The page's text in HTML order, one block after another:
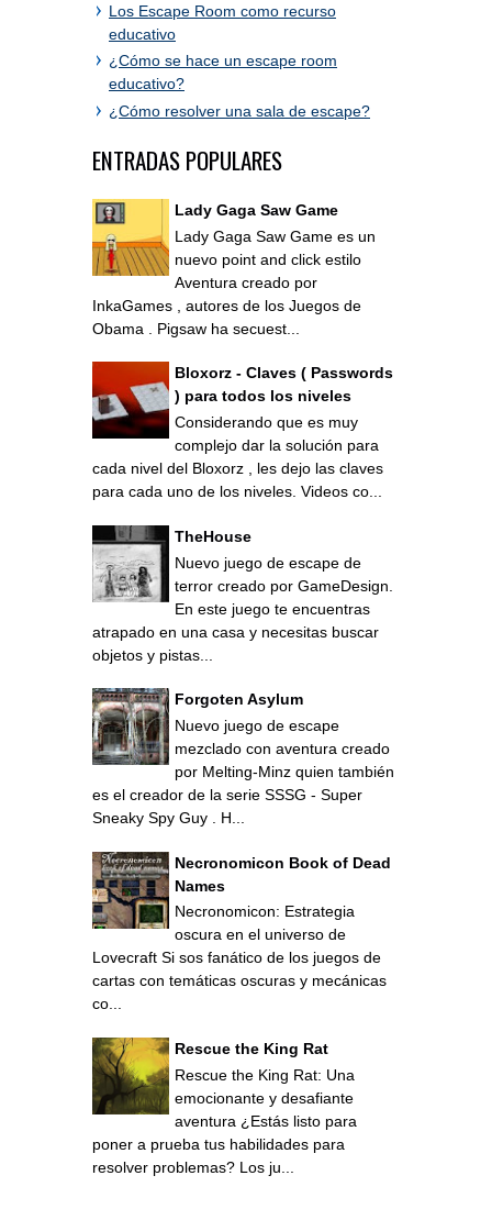
Los Escape Room como recurso
educativo
¿Cómo se hace un escape room
educativo?
¿Cómo resolver una sala de escape?
ENTRADAS POPULARES
Lady Gaga Saw Game
Lady Gaga Saw Game es un
nuevo point and click estilo
Aventura creado por
InkaGames , autores de los Juegos de
Obama . Pigsaw ha secuest...
Bloxorz - Claves ( Passwords
) para todos los niveles
Considerando que es muy
complejo dar la solución para
cada nivel del Bloxorz , les dejo las claves
para cada uno de los niveles. Videos co...
TheHouse
Nuevo juego de escape de
terror creado por GameDesign.
En este juego te encuentras
atrapado en una casa y necesitas buscar
objetos y pistas...
Forgoten Asylum
Nuevo juego de escape
mezclado con aventura creado
por Melting-Minz quien también
es el creador de la serie SSSG - Super
Sneaky Spy Guy . H...
Necronomicon Book of Dead
Names
Necronomicon: Estrategia
oscura en el universo de
Lovecraft Si sos fanático de los juegos de
cartas con temáticas oscuras y mecánicas
co...
Rescue the King Rat
Rescue the King Rat: Una
emocionante y desafiante
aventura ¿Estás listo para
poner a prueba tus habilidades para
resolver problemas? Los ju...